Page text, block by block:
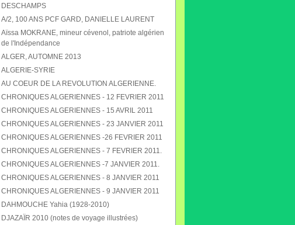
DESCHAMPS
A/2, 100 ANS PCF GARD, DANIELLE LAURENT
Aïssa MOKRANE, mineur cévenol, patriote algérien
de l'Indépendance
ALGER, AUTOMNE 2013
ALGERIE-SYRIE
AU COEUR DE LA REVOLUTION ALGERIENNE.
CHRONIQUES ALGERIENNES - 12 FEVRIER 2011
CHRONIQUES ALGERIENNES - 15 AVRIL 2011
CHRONIQUES ALGERIENNES - 23 JANVIER 2011
CHRONIQUES ALGERIENNES -26 FEVRIER 2011
CHRONIQUES ALGERIENNES - 7 FEVRIER 2011.
CHRONIQUES ALGERIENNES -7 JANVIER 2011.
CHRONIQUES ALGERIENNES - 8 JANVIER 2011
CHRONIQUES ALGERIENNES - 9 JANVIER 2011
DAHMOUCHE Yahia (1928-2010)
DJAZAÏR 2010 (notes de voyage illustrées)